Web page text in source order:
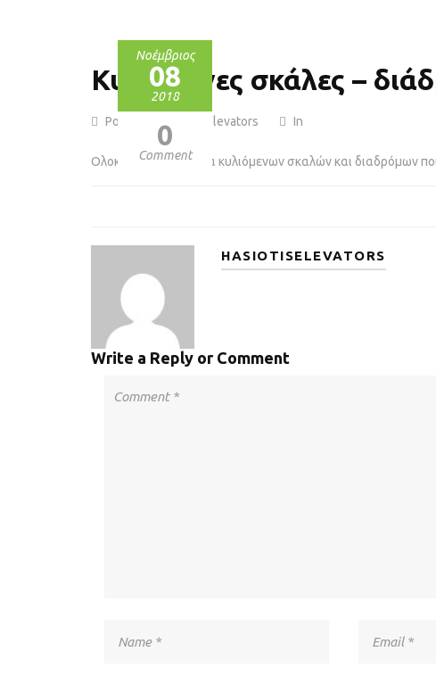
Νοέμβριος
08
2018
0
Comment
Κυλιόμενες σκάλες –
Posted by hasiotiselevators In
Ολοκληρωμένη γκάμα κυλιόμενων σκαλών και διαδρόμων
HASIOTISELEVATORS
Write a Reply or Comment